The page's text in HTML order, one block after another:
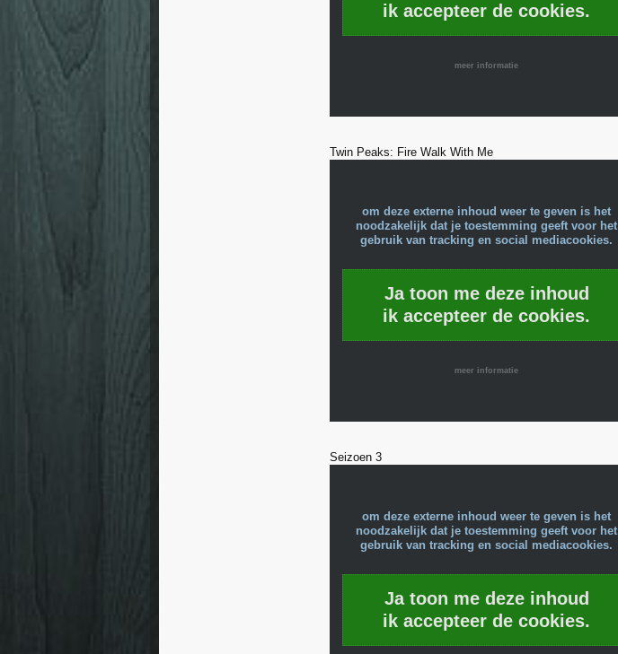
ik accepteer de cookies.
meer informatie
Twin Peaks: Fire Walk With Me
om deze externe inhoud weer te geven is het
noodzakelijk dat je toestemming geeft voor het
gebruik van tracking en social mediacookies.
Ja toon me deze inhoud
ik accepteer de cookies.
meer informatie
Seizoen 3
om deze externe inhoud weer te geven is het
noodzakelijk dat je toestemming geeft voor het
gebruik van tracking en social mediacookies.
Ja toon me deze inhoud
ik accepteer de cookies.